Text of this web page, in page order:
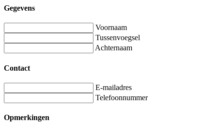
Gegevens
Voornaam
Tussenvoegsel
Achternaam
Contact
E-mailadres
Telefoonnummer
Opmerkingen